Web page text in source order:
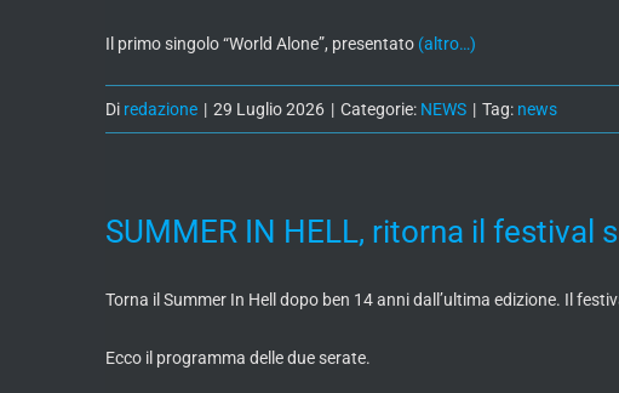
Il primo singolo “World Alone”, presentato (altro…)
Di redazione | 29 Luglio 2026 | Categorie: NEWS | Tag: news
SUMMER IN HELL, ritorna il festival
Torna il Summer In Hell dopo ben 14 anni dall’ultima edizione. Il
Ecco il programma delle due serate.